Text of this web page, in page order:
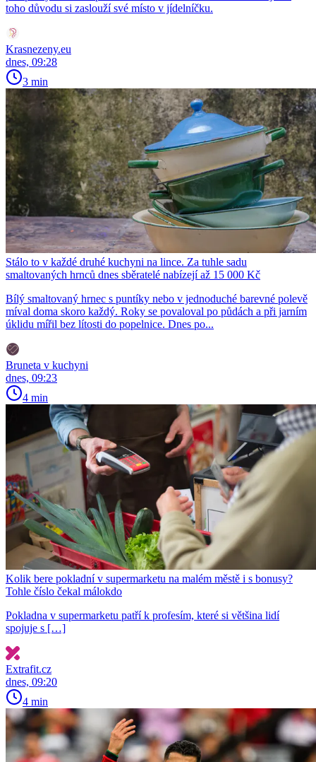
toho důvodu si zaslouží své místo v jídelníčku.
Krasnezeny.eu
dnes, 09:28
3 min
Stálo to v každé druhé kuchyni na lince. Za tuhle sadu
smaltovaných hrnců dnes sběratelé nabízejí až 15 000 Kč
Bílý smaltovaný hrnec s puntíky nebo v jednoduché barevné polevě
míval doma skoro každý. Roky se povaloval po půdách a při jarním
úklidu mířil bez lítosti do popelnice. Dnes po...
Bruneta v kuchyni
dnes, 09:23
4 min
Kolik bere pokladní v supermarketu na malém městě i s bonusy?
Tohle číslo čekal málokdo
Pokladna v supermarketu patří k profesím, které si většina lidí
spojuje s […]
Extrafit.cz
dnes, 09:20
4 min